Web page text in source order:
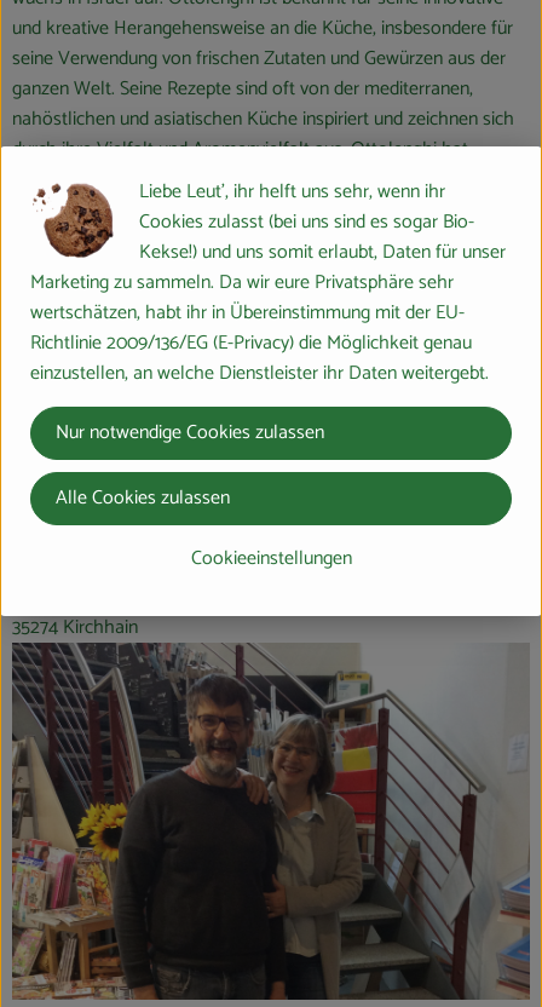
und kreative Herangehensweise an die Küche, insbesondere für
seine Verwendung von frischen Zutaten und Gewürzen aus der
ganzen Welt. Seine Rezepte sind oft von der mediterranen,
nahöstlichen und asiatischen Küche inspiriert und zeichnen sich
durch ihre Vielfalt und Aromenvielfalt aus. Ottolenghi hat
mehrere Bestseller-Kochbücher veröffentlicht und betreibt
erfolgreich Restaurants in London. Sein Einfluss auf die moderne
Kochkunst ist unbestreitbar und er hat eine große
Anhängerschaft von Menschen, die seine leckeren und
zugänglichen Gerichte lieben.
Produktinformationen
Herkunft
Hersteller: Kleinheins Buch & Papier
35274 Kirchhain
Liebe Leut', ihr helft uns sehr, wenn ihr
Cookies zulasst (bei uns sind es sogar Bio-
Kekse!) und uns somit erlaubt, Daten für unser
Marketing zu sammeln. Da wir eure Privatsphäre sehr
wertschätzen, habt ihr in Übereinstimmung mit der EU-
Richtlinie 2009/136/EG (E-Privacy) die Möglichkeit genau
einzustellen, an welche Dienstleister ihr Daten weitergebt.
Cookieeinstellungen
Nur notwendige Cookies zulassen
Alle Cookies zulassen